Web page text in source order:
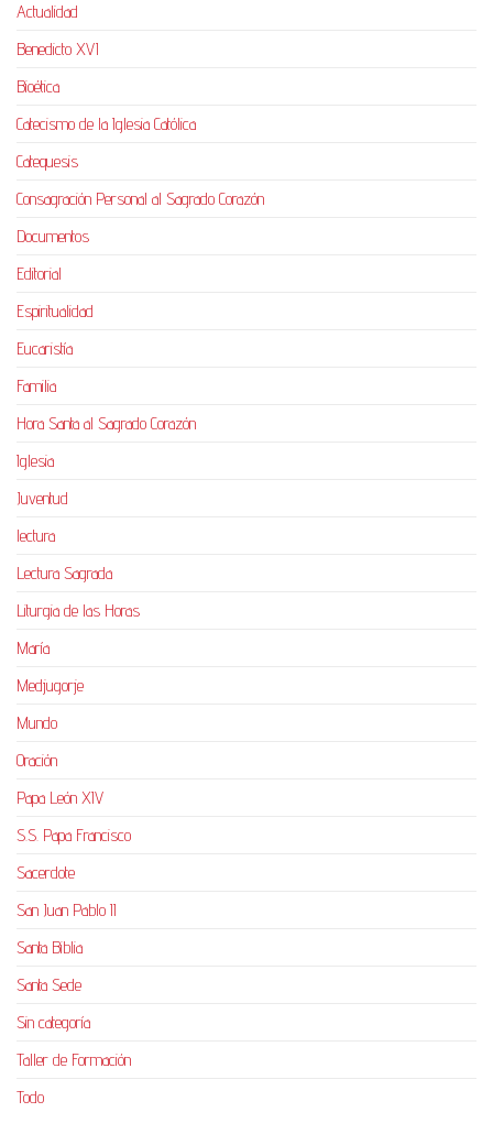
Actualidad
Benedicto XVI
Bioética
Catecismo de la Iglesia Católica
Catequesis
Consagración Personal al Sagrado Corazón
Documentos
Editorial
Espiritualidad
Eucaristía
Familia
Hora Santa al Sagrado Corazón
Iglesia
Juventud
lectura
Lectura Sagrada
Liturgia de las Horas
María
Medjugorje
Mundo
Oración
Papa León XIV
S.S. Papa Francisco
Sacerdote
San Juan Pablo II
Santa Biblia
Santa Sede
Sin categoría
Taller de Formación
Todo